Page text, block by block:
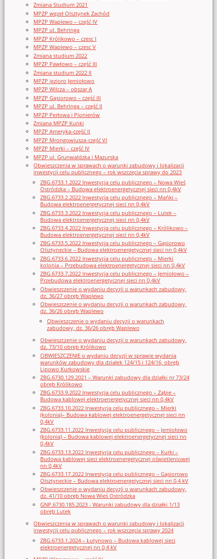
Zmiana Studium 2021
MPZP węzeł Olsztynek Zachód
MPZP Waplewo – część IV
MPZP ul. Behringa
MPZP Królikowo – czesc I
MPZP Waplewo – czesc V
Zmiana studium 2022
MPZP Pawłowo – część III
Zmiana studium 2022 II
MPZP jezioro Jemiołowo
MPZP Wilcza – obszar A
MPZP Gąsiorowo – część III
MPZP ul. Behringa – część II
MPZP Perłowa i Pionierów
Zmiana MPZP Kunki
MPZP Ameryka-część II
MPZP Mrongowiusza-część VI
MPZP Mierki – część IV
MPZP ul. Grunwaldzka i Mazurska
Obwieszczenia w sprawach o warunki zabudowy i lokalizacji
inwestycji celu publicznego – rok wszczęcia sprawy do 2023
ZBG.6733.1.2022 Inwestycja celu publicznego – Nowa Wieś
Ostródzka – Budowa elektroenergetycznej sieci nn 0,4kV
ZBG.6733.2.2022 Inwestycja celu publicznego – Mańki –
Budowa elektroenergetycznej sieci nn 0,4kV
ZBG.6733.3.2022 Inwestycja celu publicznego – Lutek –
Budowa elektroenergetycznej sieci nn 0,4kV
ZBG.6733.4.2022 Inwestycja celu publicznego – Królikowo –
Budowa elektroenergetycznej sieci nn 0,4kV
ZBG.6733.5.2022 Inwestycja celu publicznego – Gąsiorowo
Olsztyneckie – Budowa elektroenergetycznej sieci nn 0,4kV
ZBG.6733.6.2022 Inwestycja celu publicznego – Mierki
kolonia – Przebudowa elektroenergetycznej sieci nn 0,4kV
ZBG.6733.7.2022 Inwestycja celu publicznego – Jemiołowo –
Przebudowa elektroenergetycznej sieci nn 0,4kV
Obwieszczenie o wydaniu decyzji o warunkach zabudowy,
dz. 36/27 obręb Waplewo
Obwieszczenie o wydaniu decyzji o warunkach zabudowy,
dz. 36/26 obręb Waplewo
Obwieszczenie o wydaniu decyzji o warunkach
zabudowy, dz. 36/26 obręb Waplewo
Obwieszczenie o wydaniu decyzji o warunkach zabudowy,
dz. 73/10 obręb Królikowo
OBWIESZCZENIE o wydaniu decyzji w sprawie wydania
warunków zabudowy dla działek 124/15 i 124/16, obręb
Lipowo Kurkowskie
ZBG.6730.129.2021 – Warunki zabudowy dla działki nr 73/24
obręb Królikowo
ZBG.6733.9.2022 Inwestycja celu publicznego – Ząbie –
Budowa kablowej elektroenergetycznej sieci nn 0,4kV
ZBG.6733.10.2022 Inwestycja celu publicznego – Mierki
(kolonia)– Budowa kablowej elektroenergetycznej sieci nn
0,4kV
ZBG.6733.11.2022 Inwestycja celu publicznego – Jemiołowo
(kolonia) – Budowa kablowej elektroenergetycznej sieci nn
0,4kV
ZBG.6733.13.2022 Inwestycja celu publicznego – Kurki –
Budowa kablowej sieci elektroenergetycznej oświetleniowej
nn 0,4kV
ZBG.6733.17.2022 Inwestycja celu publicznego – Gąsiorowo
Olsztyneckie – Budowa elektroenergetycznej sieci nn 0,4 kV
Obwieszczenie o wydaniu decyzji o warunkach zabudowy,
dz. 41/10 obręb Nowa Wieś Ostródzka
GNP.6730.185.2023 - Warunki zabudowy dla działki 1/13
obręb Lutek
Obwieszczenia w sprawach o warunki zabudowy i lokalizacji
inwestycji celu publicznego – rok wszczęcia sprawy 2024
ZBG.6733.1.2024 – Łutynowo – Budowa kablowej sieci
elektroenergetycznej nn 0,4 kV